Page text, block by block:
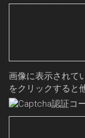
画像に表示されて
をクリックすると